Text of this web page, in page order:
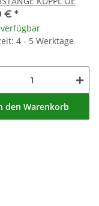
€ *
4 - 5 Werktage
den Warenkorb